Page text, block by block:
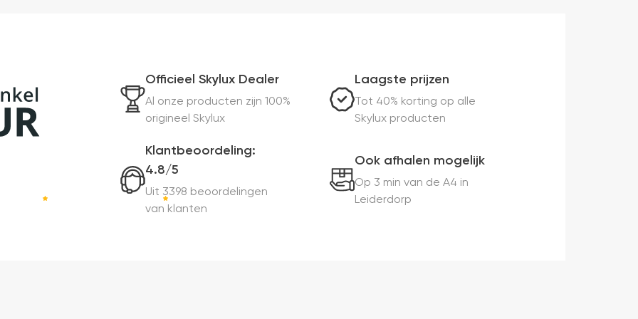
Officieel Skylux Dealer
Al onze producten zijn 100%
origineel Skylux
Laagste prijzen
Tot 40% korting op alle
Skylux producten
Klantbeoordeling:
4.8/5
Uit 3398 beoordelingen
van klanten
Ook afhalen mogelijk
Op 3 min van de A4 in
Leiderdorp